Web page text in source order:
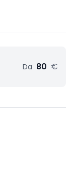
Da 80 €